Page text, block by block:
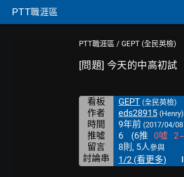
PTT職涯區
PTT職涯區 / GEPT (全民英檢)
[問題] 今天的中高初試
看板 GEPT (全民英檢)
作者 eds28915 (Henry)
時間 9年前 (2017/04/
推噓 6 (6推 0噓 2
留言
8則, 5人參與
討論串 1/2 (看更多)